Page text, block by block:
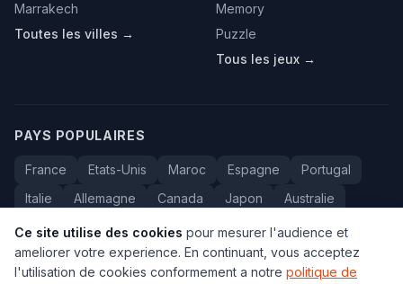
Marrakech
Toutes les villes →
Memory
Puzzle
Tous les jeux →
PAYS POPULAIRES
France Etats-Unis Maroc Espagne
Portugal
Italie
Allemagne Canada Japon
Australie
Bresil
Algerie Tunisie Belgique Drapeaux
Ce site utilise des cookies pour mesurer l'audience et
ameliorer votre experience. En continuant, vous acceptez
l'utilisation de cookies conformement a notre politique de